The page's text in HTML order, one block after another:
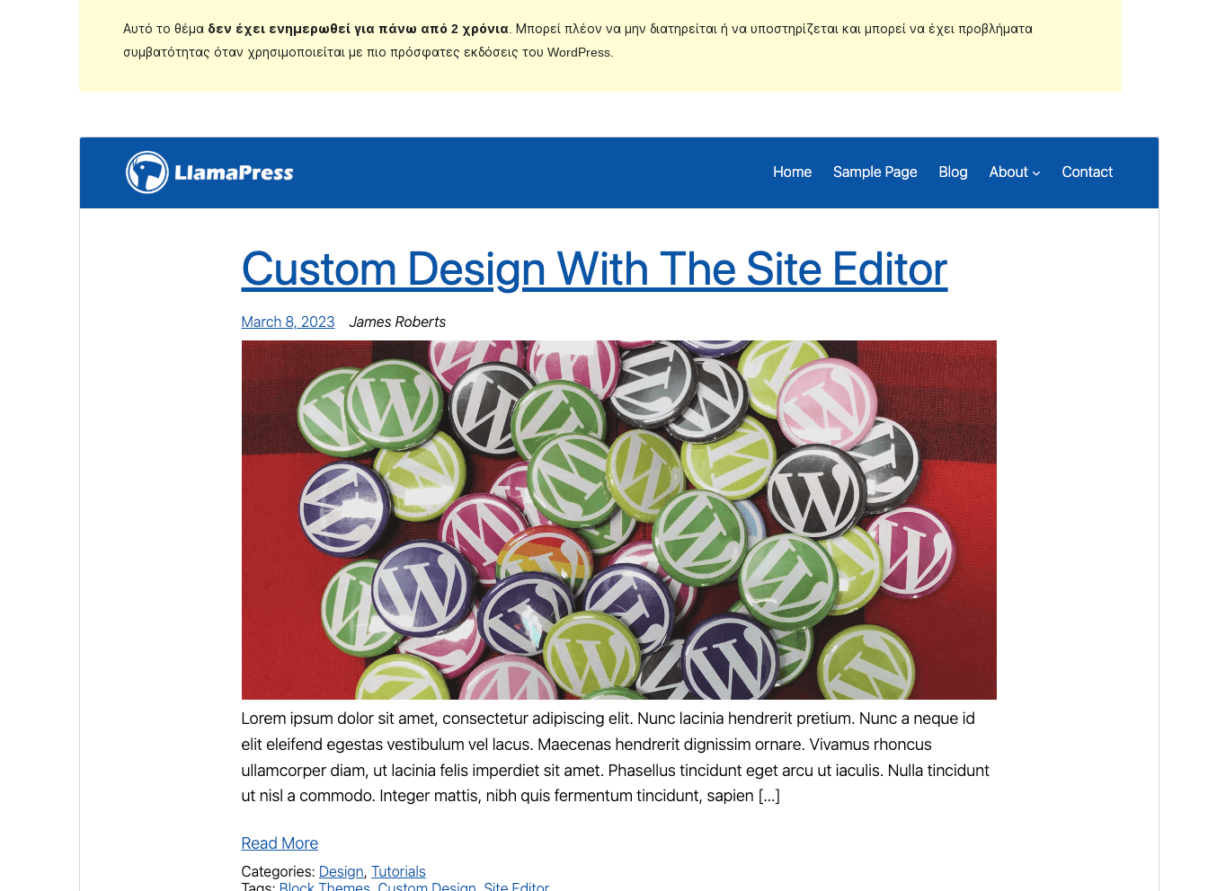
Αυτό το θέμα δεν έχει ενημερωθεί για πάνω από 2 χρόνια . Μπορεί πλέον να μην διατηρείται ή να υποστηρίζεται και μπορεί να έχει προβλήματα
συμβατότητας όταν χρησιμοποιείται με πιο πρόσφατες εκδόσεις του WordPress.
Τελευταία ενημέρωση
10 Απρ 2024
Έκδοση WordPress
Έκδοση ΡΗΡ
Αρχική σελίδα θέματος